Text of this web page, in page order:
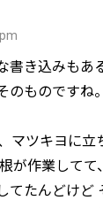
書き込みもあ
のものですね。
マツキヨに立
が作業してて
てたんどけど